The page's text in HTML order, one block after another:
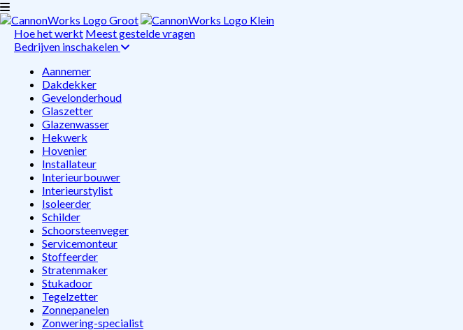
Hoe het werkt Meest gestelde vragen
Bedrijven inschakelen
Aannemer
Dakdekker
Gevelonderhoud
Glaszetter
Glazenwasser
Hekwerk
Hovenier
Installateur
Interieurbouwer
Interieurstylist
Isoleerder
Schilder
Schoorsteenveger
Servicemonteur
Stoffeerder
Stratenmaker
Stukadoor
Tegelzetter
Zonnepanelen
Zonwering-specialist